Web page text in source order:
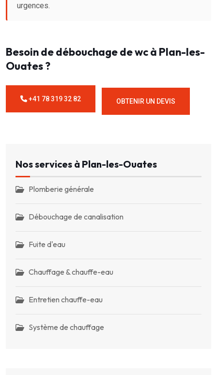
urgences.
Besoin de débouchage de wc à Plan-les-
Ouates ?
+41 78 319 32 82 OBTENIR UN DEVIS
Nos services à Plan-les-Ouates
Plomberie générale
Débouchage de canalisation
Fuite d'eau
Chauffage & chauffe-eau
Entretien chauffe-eau
Système de chauffage